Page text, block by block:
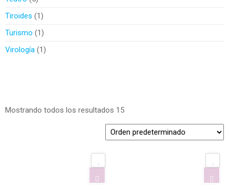
Tiroides
1
Turismo
1
Virología 1
Mostrando todos los resultados 15